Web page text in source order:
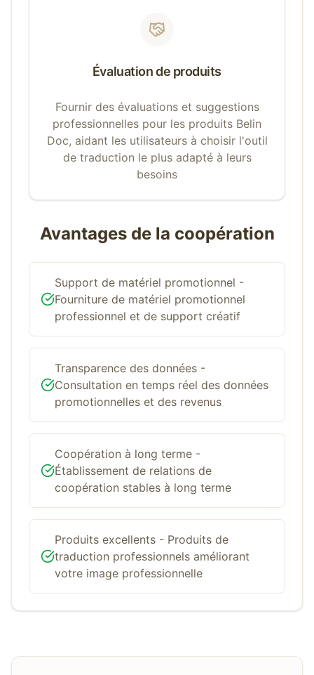
Évaluation de produits
Fournir des évaluations et suggestions
professionnelles pour les produits Belin
Doc, aidant les utilisateurs à choisir l'outil
de traduction le plus adapté à leurs
besoins
Avantages de la coopération
Support de matériel promotionnel -
Fourniture de matériel promotionnel
professionnel et de support créatif
Transparence des données -
Consultation en temps réel des données
promotionnelles et des revenus
Coopération à long terme -
Établissement de relations de
coopération stables à long terme
Produits excellents - Produits de
traduction professionnels améliorant
votre image professionnelle